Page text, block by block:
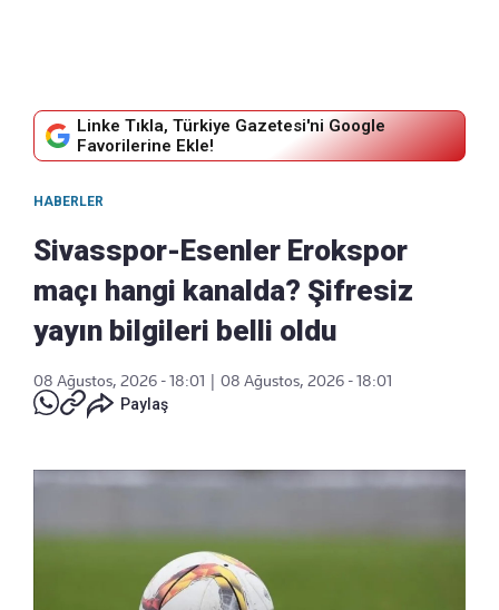
Linke Tıkla, Türkiye Gazetesi'ni Google
Favorilerine Ekle!
HABERLER
Sivasspor-Esenler Erokspor
maçı hangi kanalda? Şifresiz
yayın bilgileri belli oldu
08 Ağustos, 2026 - 18:01
08 Ağustos, 2026 - 18:01
Paylaş